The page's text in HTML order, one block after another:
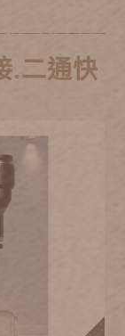
.二通快